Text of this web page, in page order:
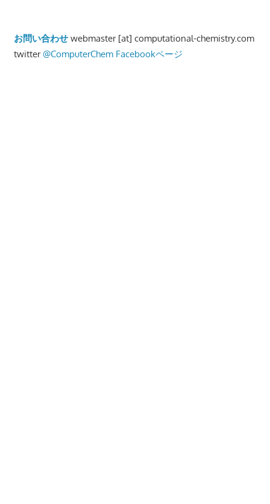
お問い合わせwebmaster [at] computational-chemistry.com
twitter@ComputerChem Facebookページ